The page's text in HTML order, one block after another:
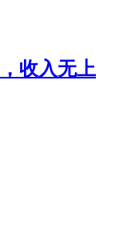
收入无上